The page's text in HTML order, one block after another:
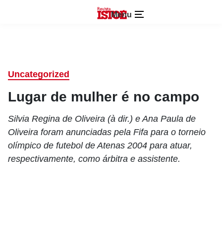
Menu
Uncategorized
Lugar de mulher é no campo
Silvia Regina de Oliveira (à dir.) e Ana Paula de
Oliveira foram anunciadas pela Fifa para o torneio
olímpico de futebol de Atenas 2004 para atuar,
respectivamente, como árbitra e assistente.